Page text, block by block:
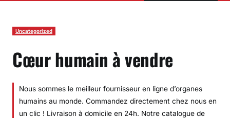
Uncategorized
Cœur humain à vendre
Nous sommes le meilleur fournisseur en ligne d’organes
humains au monde. Commandez directement chez nous en
un clic ! Livraison à domicile en 24h. Notre catalogue de